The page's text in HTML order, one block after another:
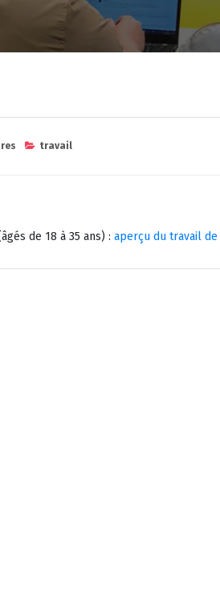
travail
de 18 à 35 ans) : aperçu du travail de